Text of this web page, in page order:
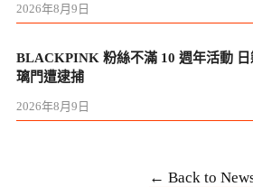
2026年8月9日
BLACKPINK 粉絲不滿 10 週年活動
璃門遭逮捕
2026年8月9日
← Back to